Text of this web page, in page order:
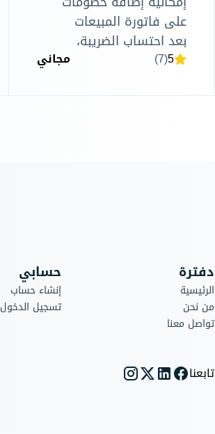
على فاتورة المبيعات
بعد احتساب الضريبة،
حيث يتم أولاً إدخال
كنسبة مئوية أو كمبلغ
نقدي. كما تتيح الخاصية
إمكانية إضافة أكثر من
استقطاع على نفس
تعديل المسمى الخاص
5
(7) مجاني
دفترة
الرئيسية
من نحن
تواصل معنا
حسابي
إنشاء حساب
تسجيل الدخول
تابعنا